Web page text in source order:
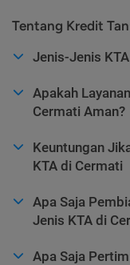
Tentang Kredit
Jenis-Jenis
Apakah
Cermati Aman?
Keuntungan
KTA di Cermati
Apa Saja
Jenis KTA di
Apa Saja